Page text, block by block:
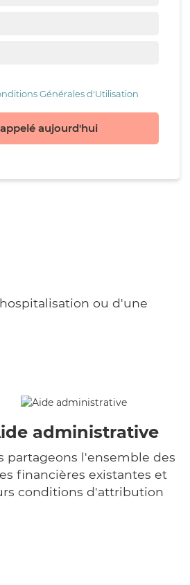
Générales d'Utilisation
aujourd'hui
ou d'une
administrative
partageons l'ensemble des
financières existantes et
conditions d'attribution